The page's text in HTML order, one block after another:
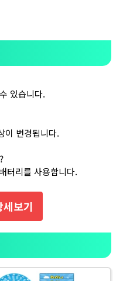
있습니다.
이 변경됩니다.
터리를 사용합니다.
보기